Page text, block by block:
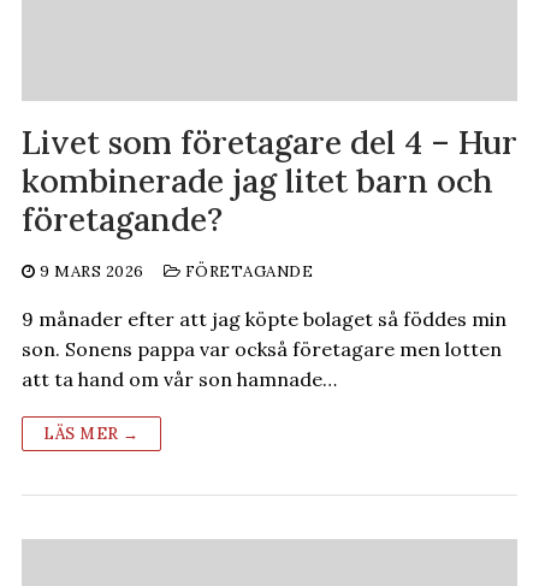
Livet som företagare del 4 – Hur
kombinerade jag litet barn och
företagande?
9 MARS 2026 FÖRETAGANDE
9 månader efter att jag köpte bolaget så föddes min
son. Sonens pappa var också företagare men lotten
att ta hand om vår son hamnade…
LÄS MER →